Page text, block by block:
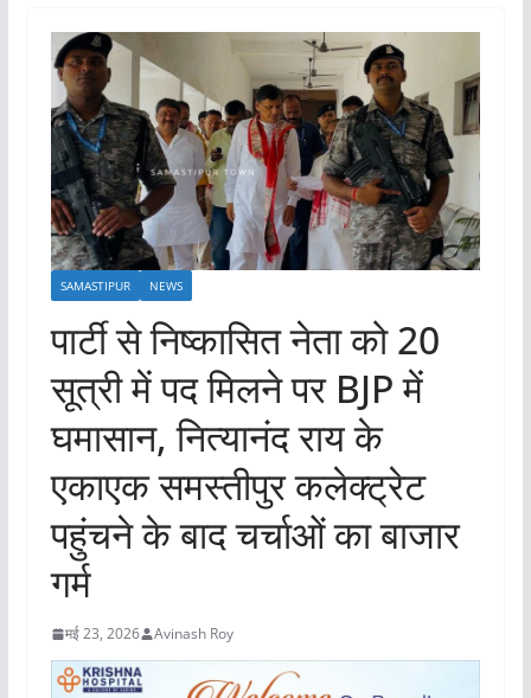
SAMASTIPUR NEWS
पार्टी से निष्कासित नेता को 20
सूत्री में पद मिलने पर BJP में
घमासान, नित्यानंद राय के
एकाएक समस्तीपुर कलेक्ट्रेट
पहुंचने के बाद चर्चाओं का बाजार
गर्म
मई 23, 2026 Avinash Roy